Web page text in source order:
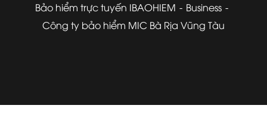
Bảo hiểm trực tuyến IBAOHIEM
Business
Công ty bảo hiểm MIC Bà Rịa Vũng Tàu